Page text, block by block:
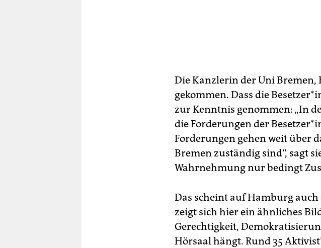
Die Kanzlerin der Uni Bremen,
gekommen. Dass die
zur Kenntnis genommen: „In
die Forderungen der
Forderungen gehen weit über
Bremen zuständig sind“, sagt
Wahrnehmung nur bedingt
Das scheint auf Hamburg
zeigt sich hier ein ähnliches
Gerechtigkeit,
Hörsaal hängt. Rund 35